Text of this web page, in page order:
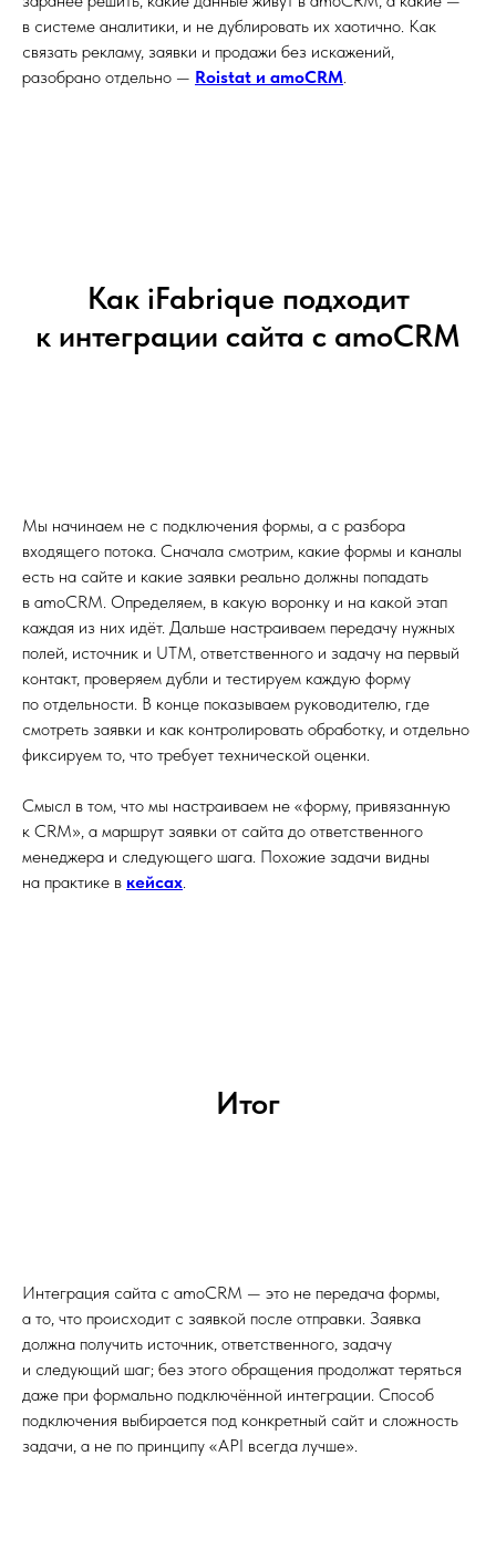
в системе аналитики, и не дублировать их хаотично. Как
связать рекламу, заявки и продажи без искажений,
разобрано отдельно — Roistat и amoCRM.
Как iFabrique подходит
к интеграции сайта с amoCRM
Мы начинаем не с подключения формы, а с разбора
входящего потока. Сначала смотрим, какие формы и каналы
есть на сайте и какие заявки реально должны попадать
в amoCRM. Определяем, в какую воронку и на какой этап
каждая из них идёт. Дальше настраиваем передачу нужных
полей, источник и UTM, ответственного и задачу на первый
контакт, проверяем дубли и тестируем каждую форму
по отдельности. В конце показываем руководителю, где
смотреть заявки и как контролировать обработку, и отдельно
фиксируем то, что требует технической оценки.
Смысл в том, что мы настраиваем не «форму, привязанную
к CRM», а маршрут заявки от сайта до ответственного
менеджера и следующего шага. Похожие задачи видны
на практике в кейсах.
Итог
Интеграция сайта с amoCRM — это не передача формы,
а то, что происходит с заявкой после отправки. Заявка
должна получить источник, ответственного, задачу
и следующий шаг; без этого обращения продолжат теряться
даже при формально подключённой интеграции. Способ
подключения выбирается под конкретный сайт и сложность
задачи, а не по принципу «API всегда лучше».